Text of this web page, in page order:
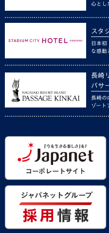
心とし
スタ
日本初
な感動
長崎
パサ
長崎の
ゾート